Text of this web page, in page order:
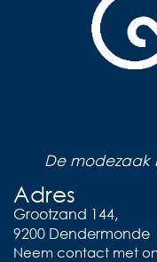
De modezaak
Adres
Grootzand 144,
9200 Dendermonde
Neem contact met